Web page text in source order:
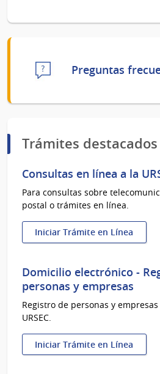
Preguntas
Trámites destacados
Consultas en línea a la
Para consultas sobre
postal o trámites en línea.
Iniciar Trámite en Línea
:
en
a
la
Domicilio electrónico -
personas y empresas
Registro de personas y
URSEC.
Iniciar Trámite en Línea
: